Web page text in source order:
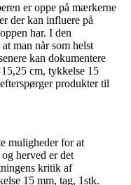
er oppe på mærkerne
der kan influere på
har. I den
man når som helst
kan dokumentere
cm, tykkelse 15
produkter til
muligheder for at
herved er det
kritik af
15 mm, tag, 1stk.